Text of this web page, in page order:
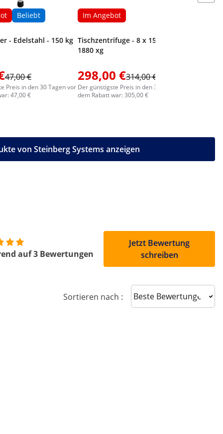
Beliebt
- Edelstahl - 150 kg
47,00 €
Preis in den 30 Tagen vor
47,00 €
Im Angebot
Tischzentrifuge - 8 x 15 ml - RZB
1880 xg
298,00 €314,00 €
Der günstigste Preis in den 30 Tagen vor
dem Rabatt war: 305,00 €
von Steinberg Systems anzeigen
auf 3 Bewertungen
Jetzt Bewertung
schreiben
Sortieren nach : Sort reviews